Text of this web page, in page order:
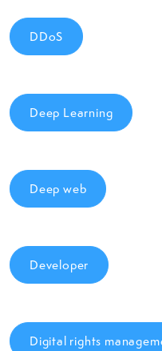
DDoS
Deep Learning
Deep web
Developer
Digital rights